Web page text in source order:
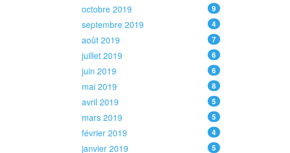
octobre 2019 9
septembre 2019 4
août 2019 7
juillet 2019 6
juin 2019 6
mai 2019 8
avril 2019 5
mars 2019 5
février 2019 4
janvier 2019 5